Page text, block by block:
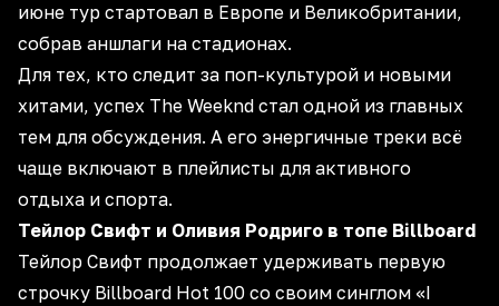
июне тур стартовал в Европе и Великобритании,
собрав аншлаги на стадионах.
Для тех, кто следит за поп-культурой и новыми
хитами, успех The Weeknd стал одной из главных
тем для обсуждения. А его энергичные треки всё
чаще включают в плейлисты для активного
отдыха и спорта.
Тейлор Свифт и Оливия Родриго в топе Billboard
Тейлор Свифт продолжает удерживать первую
строчку Billboard Hot 100 со своим синглом «I